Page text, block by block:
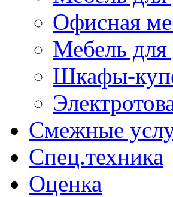
Офисная
Мебель для
Шкафы-
Смежные
Спец.техника
Оценка